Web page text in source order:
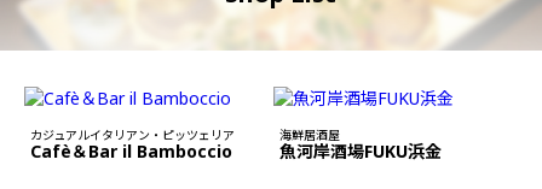
カジュアルイタリアン・ピッツェリア
Cafè＆Bar il Bamboccio
海鮮居酒屋
魚河岸酒場FUKU浜金